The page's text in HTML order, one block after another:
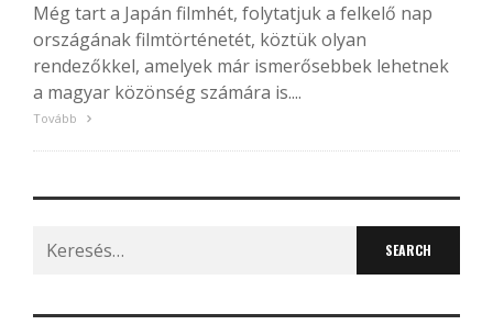
Még tart a Japán filmhét, folytatjuk a felkelő nap
országának filmtörténetét, köztük olyan
rendezőkkel, amelyek már ismerősebbek lehetnek
a magyar közönség számára is....
Tovább
Search
for: